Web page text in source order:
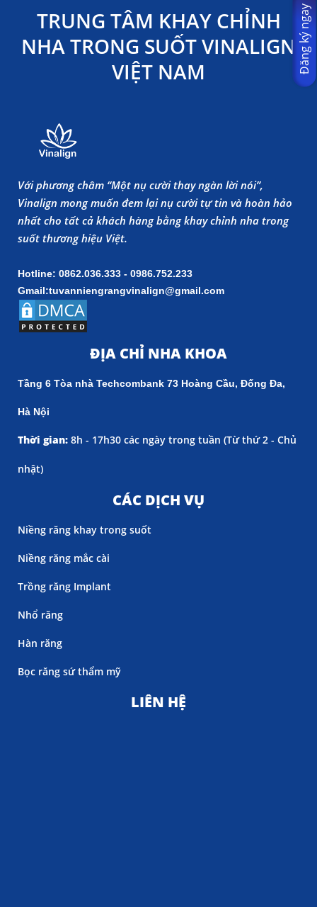
TRUNG TÂM KHAY CHỈNH
NHA TRONG SUỐT VINALIGN
VIỆT NAM
Với phương châm “Một nụ cười thay ngàn lời nói”,
Vinalign mong muốn đem lại nụ cười tự tin và hoàn hảo
nhất cho tất cả khách hàng bằng khay chỉnh nha trong
suốt thương hiệu Việt.
Hotline: 0862.036.333 - 0986.752.233
Gmail:tuvanniengrangvinalign@gmail.com
ĐỊA CHỈ NHA KHOA
Tầng 6 Tòa nhà Techcombank 73 Hoàng Cầu, Đống Đa,
Hà Nội
Thời gian: 8h - 17h30 các ngày trong tuần (Từ thứ 2 - Chủ
nhật)
CÁC DỊCH VỤ
Niềng răng khay trong suốt
Niềng răng mắc cài
Trồng răng Implant
Nhổ răng
Hàn răng
Bọc răng sứ thẩm mỹ
LIÊN HỆ
Đăng ký ngay